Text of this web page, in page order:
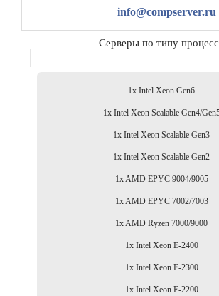
info@compserver.ru
Серверы по типу
1x Intel Xeon Gen6
1x Intel Xeon Scalable Gen4/
1x Intel Xeon Scalable Gen3
1x Intel Xeon Scalable Gen2
1x AMD EPYC 9004/9005
1x AMD EPYC 7002/7003
1x AMD Ryzen 7000/9000
1x Intel Xeon E-2400
1x Intel Xeon E-2300
1x Intel Xeon E-2200